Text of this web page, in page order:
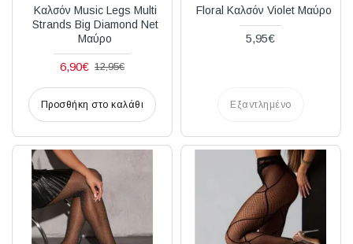
Καλσόν Music Legs Multi
Strands Big Diamond Net
Μαύρο
6,90€ 12,95€
Προσθήκη στο καλάθι
Floral Καλσόν Violet Μαύρο
5,95€
Εξαντλημένο